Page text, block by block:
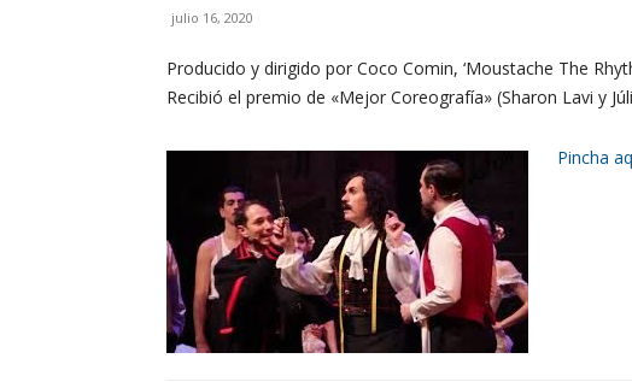
julio 16, 2020
Producido y dirigido por Coco Comin, ‘Moustache The
Recibió el premio de «Mejor Coreografía» (Sharon Lavi y
Pincha